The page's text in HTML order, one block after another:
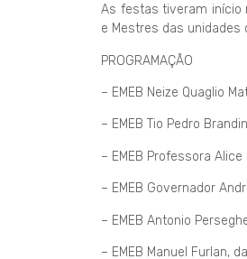
As festas tiveram início
e Mestres das unidades
PROGRAMAÇÃO
– EMEB Neize Quaglio
– EMEB Tio Pedro
– EMEB Professora Alice
– EMEB Governador
– EMEB Antonio
– EMEB Manuel Furlan,